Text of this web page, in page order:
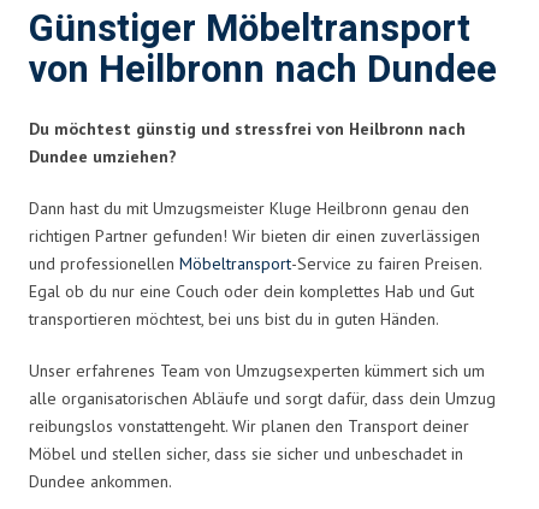
Günstiger Möbeltransport
von Heilbronn nach Dundee
Du möchtest günstig und stressfrei von Heilbronn nach
Dundee umziehen?
Dann hast du mit Umzugsmeister Kluge Heilbronn genau den
richtigen Partner gefunden! Wir bieten dir einen zuverlässigen
und professionellen Möbeltransport-Service zu fairen Preisen.
Egal ob du nur eine Couch oder dein komplettes Hab und Gut
transportieren möchtest, bei uns bist du in guten Händen.
Unser erfahrenes Team von Umzugsexperten kümmert sich um
alle organisatorischen Abläufe und sorgt dafür, dass dein Umzug
reibungslos vonstattengeht. Wir planen den Transport deiner
Möbel und stellen sicher, dass sie sicher und unbeschadet in
Dundee ankommen.